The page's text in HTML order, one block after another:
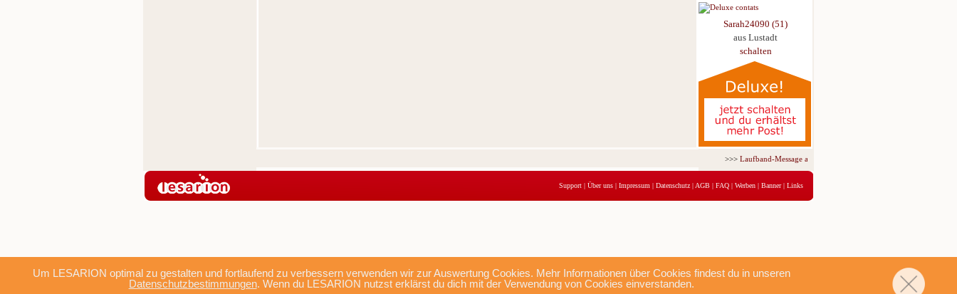
Um LESARION optimal zu gestalten und fortlaufend zu verbessern verwenden wir zur Auswertung Cookies. Mehr Informationen über Cookies findest du in unseren
Datenschutzbestimmungen. Wenn du LESARION nutzst erklärst du dich mit der Verwendung von Cookies einverstanden.
Sarah24090 (51)
aus Lustadt
schalten
>>>Laufband-Message ab nur 5,95 € für 3 Tage!
Support | Über uns | Impressum | Datenschutz | AGB | FAQ | Werben | Banner| Links